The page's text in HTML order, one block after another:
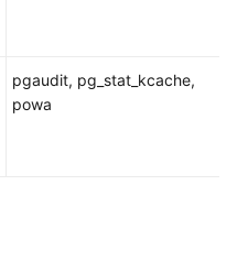
pgaudit, pg_stat_kcache,
powa